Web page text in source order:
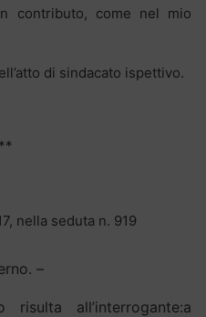
contributo, come nel mio
di sindacato ispettivo.
nella seduta n. 919
–
all’interrogante:a